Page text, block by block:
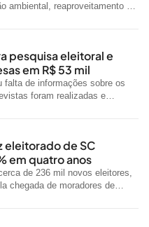
ambiental, reaproveitamento de
pesquisa eleitoral e
em R$ 53 mil
falta de informações sobre os
foram realizadas e
eleitorado de SC
em quatro anos
de 236 mil novos eleitores,
chegada de moradores de